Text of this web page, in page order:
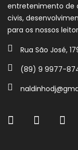
entretenimento de
civis,
para os nossos
Rua São José,
(89) 9 9977-